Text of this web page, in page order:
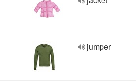
jumper